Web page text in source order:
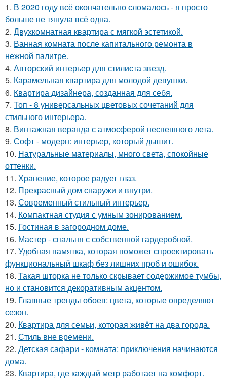
1. В 2020 году всё окончательно сломалось - я просто
больше не тянула всё одна.
2. Двухкомнатная квартира с мягкой эстетикой.
3. Ванная комната после капитального ремонта в
нежной палитре.
4. Авторский интерьер для стилиста звезд.
5. Карамельная квартира для молодой девушки.
6. Квартира дизайнера, созданная для себя.
7. Топ - 8 универсальных цветовых сочетаний для
стильного интерьера.
8. Винтажная веранда с атмосферой неспешного лета.
9. Софт - модерн: интерьер, который дышит.
10. Натуральные материалы, много света, спокойные
оттенки.
11. Хранение, которое радует глаз.
12. Прекрасный дом снаружи и внутри.
13. Современный стильный интерьер.
14. Компактная студия с умным зонированием.
15. Гостиная в загородном доме.
16. Мастер - спальня с собственной гардеробной.
17. Удобная памятка, которая поможет спроектировать
функциональный шкаф без лишних проб и ошибок.
18. Такая шторка не только скрывает содержимое тумбы,
но и становится декоративным акцентом.
19. Главные тренды обоев: цвета, которые определяют
сезон.
20. Квартира для семьи, которая живёт на два города.
21. Стиль вне времени.
22. Детская сафари - комната: приключения начинаются
дома.
23. Квартира, где каждый метр работает на комфорт.